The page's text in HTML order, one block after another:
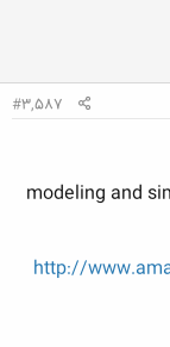
#3,587
modeling and
http://